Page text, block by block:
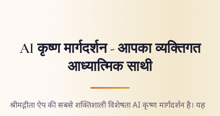
AI कृष्ण मार्गदर्शन - आपका व्यक्तिगत
आध्यात्मिक साथी
श्रीमद्गीता ऐप की सबसे शक्तिशाली विशेषता AI कृष्ण मार्गदर्शन है। यह